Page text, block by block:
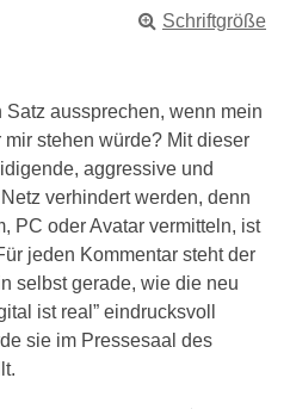
Schriftgröße
aussprechen, wenn mein
stehen würde? Mit dieser
aggressive und
verhindert werden, denn
PC oder Avatar vermitteln, ist
jeden Kommentar steht der
selbst gerade, wie die neu
ist real” eindrucksvoll
sie im Pressesaal des